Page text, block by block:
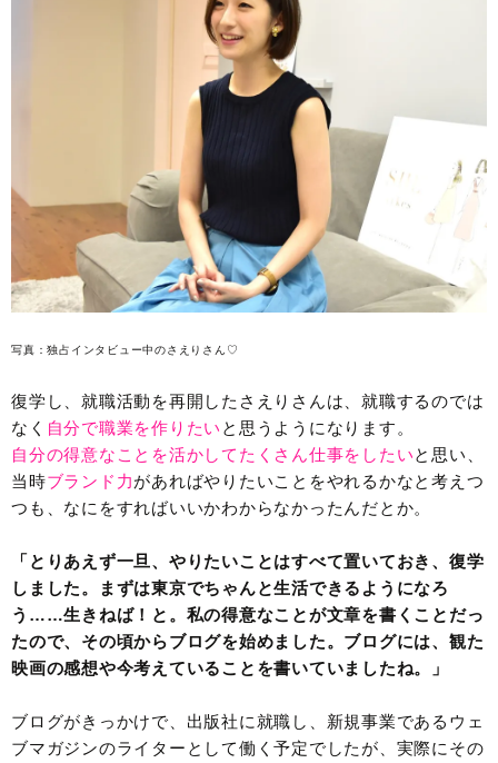
写真：独占インタビュー中のさえりさん♡
復学し、就職活動を再開したさえりさんは、就職するのでは
なく 自分で職業を作りたい と思うようになります。
自分の得意なことを活かしてたくさん仕事をしたいと思い、
当時ブランド力があればやりたいことをやれるかなと考えつ
つも、なにをすればいいかわからなかったんだとか。
「とりあえず一旦、やりたいことはすべて置いておき、復学
しました。まずは東京でちゃんと生活できるようになろ
う……生きねば！と。私の得意なことが文章を書くことだっ
たので、その頃からブログを始めました。ブログには、観た
映画の感想や今考えていることを書いていましたね。」
ブログがきっかけで、出版社に就職し、新規事業であるウェ
ブマガジンのライターとして働く予定でしたが、実際にその